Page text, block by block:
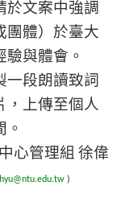
於文案中強調
團體）於臺大
驗與體會。
一段朗讀致詞
，上傳至個人
。
心管理組 徐偉
)